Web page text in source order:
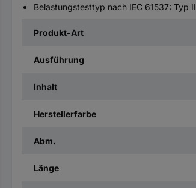
Belastungstesttyp nach IEC 61537: Typ II
Produkt-Art
Ausführung
Inhalt
Herstellerfarbe
Abm.
Länge